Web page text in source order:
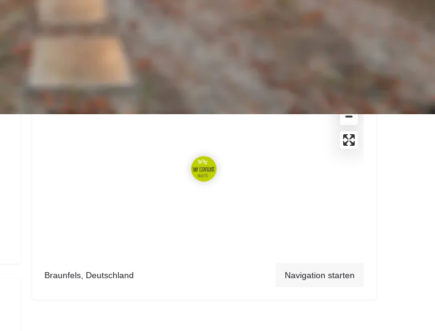
braunfels/
Braunfels, Deutschland Navigation starten